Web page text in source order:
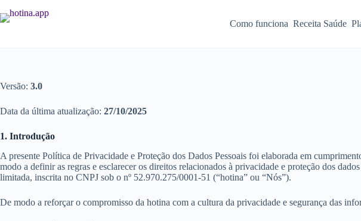
Como funciona Receita Saúde
Versão: 3.0
Data da última atualização: 27/10/2025
1. Introdução
A presente Política de Privacidade e Proteção dos Dados Pessoais foi elaborada em
modo a definir as regras e esclarecer os direitos relacionados à privacidade e proteção dos
limitada, inscrita no CNPJ sob o nº 52.970.275/0001-51 (“hotina” ou “Nós”).
De modo a reforçar o compromisso da hotina com a cultura da privacidade e segurança das